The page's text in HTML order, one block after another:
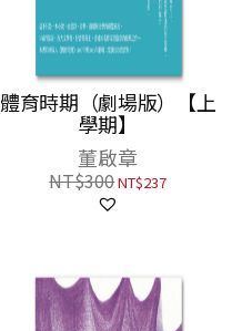
體育時期（劇場版）【上
學期】
董啟章
NT$300NT$237